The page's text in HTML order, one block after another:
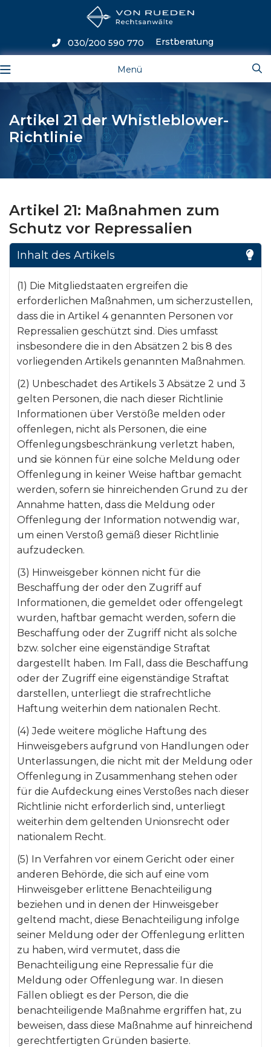
Menü
030/200 590 770 Erstberatung
Artikel 21 der Whistleblower-
Richtlinie
Artikel 21: Maßnahmen zum
Schutz vor Repressalien
Inhalt des Artikels
(1) Die Mitgliedstaaten ergreifen die
erforderlichen Maßnahmen, um sicherzustellen,
dass die in Artikel 4 genannten Personen vor
Repressalien geschützt sind. Dies umfasst
insbesondere die in den Absätzen 2 bis 8 des
vorliegenden Artikels genannten Maßnahmen.
(2) Unbeschadet des Artikels 3 Absätze 2 und 3
gelten Personen, die nach dieser Richtlinie
Informationen über Verstöße melden oder
offenlegen, nicht als Personen, die eine
Offenlegungsbeschränkung verletzt haben,
und sie können für eine solche Meldung oder
Offenlegung in keiner Weise haftbar gemacht
werden, sofern sie hinreichenden Grund zu der
Annahme hatten, dass die Meldung oder
Offenlegung der Information notwendig war,
um einen Verstoß gemäß dieser Richtlinie
aufzudecken.
(3) Hinweisgeber können nicht für die
Beschaffung der oder den Zugriff auf
Informationen, die gemeldet oder offengelegt
wurden, haftbar gemacht werden, sofern die
Beschaffung oder der Zugriff nicht als solche
bzw. solcher eine eigenständige Straftat
dargestellt haben. Im Fall, dass die Beschaffung
oder der Zugriff eine eigenständige Straftat
darstellen, unterliegt die strafrechtliche
Haftung weiterhin dem nationalen Recht.
(4) Jede weitere mögliche Haftung des
Hinweisgebers aufgrund von Handlungen oder
Unterlassungen, die nicht mit der Meldung oder
Offenlegung in Zusammenhang stehen oder
für die Aufdeckung eines Verstoßes nach dieser
Richtlinie nicht erforderlich sind, unterliegt
weiterhin dem geltenden Unionsrecht oder
nationalem Recht.
(5) In Verfahren vor einem Gericht oder einer
anderen Behörde, die sich auf eine vom
Hinweisgeber erlittene Benachteiligung
beziehen und in denen der Hinweisgeber
geltend macht, diese Benachteiligung infolge
seiner Meldung oder der Offenlegung erlitten
zu haben, wird vermutet, dass die
Benachteiligung eine Repressalie für die
Meldung oder Offenlegung war. In diesen
Fällen obliegt es der Person, die die
benachteiligende Maßnahme ergriffen hat, zu
beweisen, dass diese Maßnahme auf hinreichend
gerechtfertigten Gründen basierte.